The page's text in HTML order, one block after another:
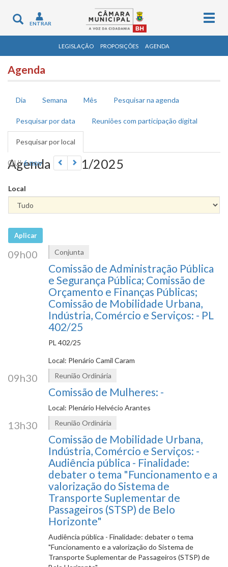
Toggle
navigation
ENTRAR
LEGISLAÇÃO PROPOSIÇÕES AGENDA
Agenda
Abas primárias
Dia Semana Mês Pesquisar na agenda
Pesquisar por data Reuniões com participação digital
Pesquisar por local
ativa)
Agenda 06/11/2025
QUI6 nov
Local
Aplicar
09h00 Conjunta
Comissão de Administração Pública
e Segurança Pública; Comissão de
Orçamento e Finanças Públicas;
Comissão de Mobilidade Urbana,
Indústria, Comércio e Serviços: - PL
402/25
PL 402/25
Local: Plenário Camil Caram
09h30 Reunião Ordinária
Comissão de Mulheres: -
Local: Plenário Helvécio Arantes
13h30 Reunião Ordinária
Comissão de Mobilidade Urbana,
Indústria, Comércio e Serviços: -
Audiência pública - Finalidade:
debater o tema "Funcionamento e a
valorização do Sistema de
Transporte Suplementar de
Passageiros (STSP) de Belo
Horizonte"
Audiência pública - Finalidade: debater o tema
"Funcionamento e a valorização do Sistema de
Transporte Suplementar de Passageiros (STSP) de